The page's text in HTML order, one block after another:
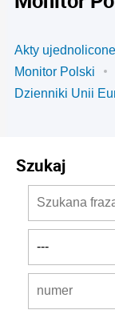
Akty ujednolicone
Monitor Polski
Dzienniki Unii
Szukaj